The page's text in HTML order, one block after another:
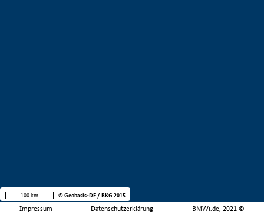
Impressum Datenschutzerklärung BMWi.de, 2021 ©
100 km © Geobasis-DE / BKG 2015